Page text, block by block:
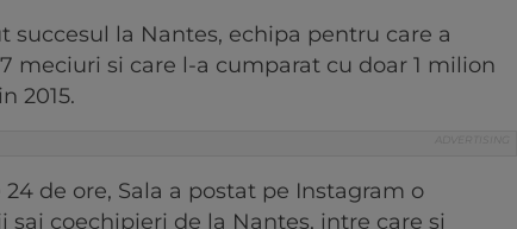
succesul la Nantes, echipa pentru care a
meciuri si care l-a cumparat cu doar 1 milion
2015.
de ore, Sala a postat pe Instagram o
coechipieri de la Nantes, intre care si